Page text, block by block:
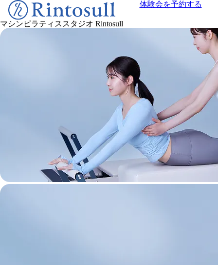
マシンピラティススタジオ Rintosull
体験会を予約する